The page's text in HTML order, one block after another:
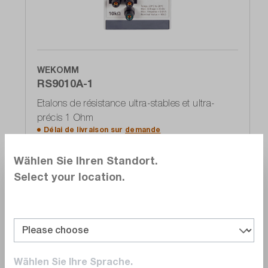
WEKOMM
RS9010A-1
Etalons de résistance ultra-stables et ultra-
précis 1 Ohm
Délai de livraison sur demande
Accéder à la liste d'offres
Wählen Sie Ihren Standort.
Select your location.
Wählen Sie Ihre Sprache.